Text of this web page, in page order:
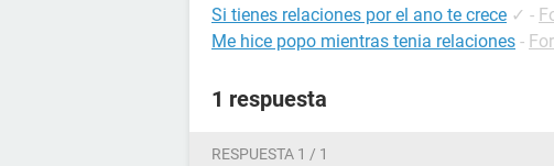
Si tienes relaciones por el ano te crece ✓ -
Me hice popo mientras tenia relaciones -
1 respuesta
RESPUESTA 1 / 1